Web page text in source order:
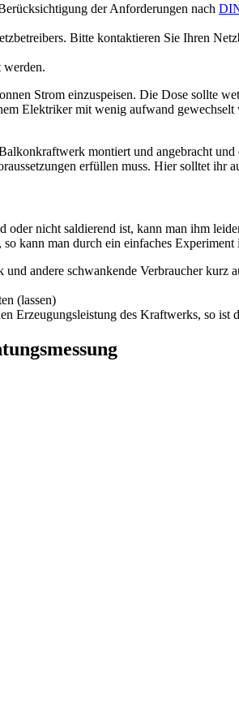
der Anforderungen nach
Bitte kontaktieren Sie Ihren
werden.
Strom einzuspeisen. Die Dose sollte
Elektriker mit wenig aufwand
montiert und angebracht
erfüllen muss. Hier solltet ihr
oder nicht saldierend ist, kann man ihm
kann man durch ein einfaches
andere schwankende Verbraucher kurz
(lassen)
Erzeugungsleistung des Kraftwerks, so ist